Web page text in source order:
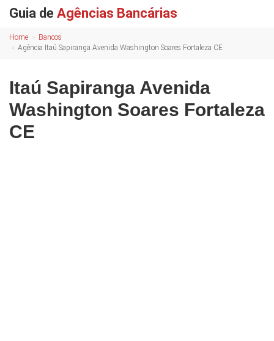
Guia de Agências Bancárias
Home
Bancos
Agência Itaú Sapiranga Avenida Washington Soares Fortaleza CE
Itaú Sapiranga Avenida
Washington Soares Fortaleza
CE